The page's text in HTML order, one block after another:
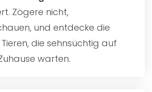
Zögere nicht,
und entdecke die
die sehnsüchtig auf
warten.